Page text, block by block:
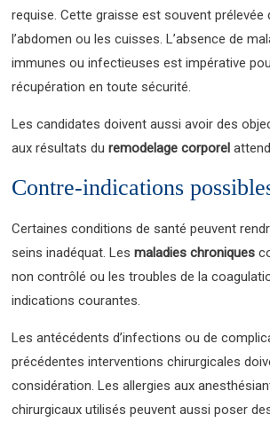
requise. Cette graisse est souvent
l’abdomen ou les cuisses. L’absence de
immunes ou infectieuses est impérative
récupération en toute sécurité.
Les candidates doivent aussi avoir des
aux résultats duremodelage corporel
Contre-indications
Certaines conditions de santé peuvent
seins inadéquat. Lesmaladies chroniques
non contrôlé ou les troubles de la
indications courantes.
Les antécédents d’infections ou de
précédentes interventions chirurgicales
considération. Les allergies aux
chirurgicaux utilisés peuvent aussi poser